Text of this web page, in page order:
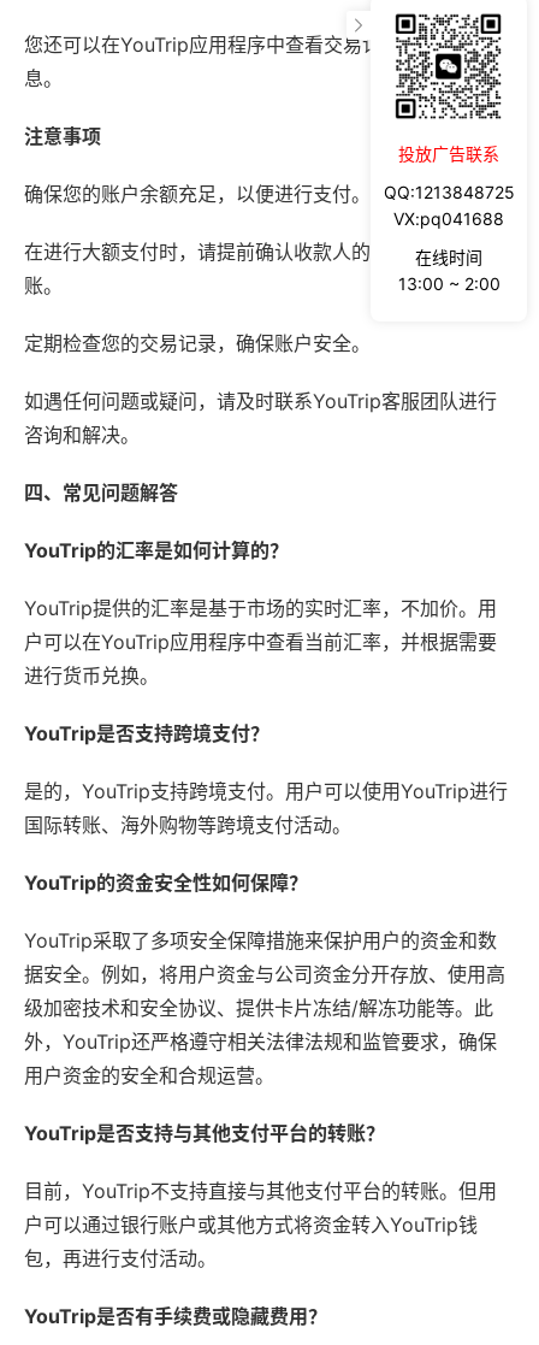
您还可以在YouTrip应用程序中查看交易记录、余额等信
息。
注意事项
确保您的账户余额充足，以便进行支付。
在进行大额支付时，请提前确认收款人的信息，以防转错
账。
定期检查您的交易记录，确保账户安全。
如遇任何问题或疑问，请及时联系YouTrip客服团队进行
咨询和解决。
四、常见问题解答
YouTrip的汇率是如何计算的？
YouTrip提供的汇率是基于市场的实时汇率，不加价。用
户可以在YouTrip应用程序中查看当前汇率，并根据需要
进行货币兑换。
YouTrip是否支持跨境支付？
是的，YouTrip支持跨境支付。用户可以使用YouTrip进行
国际转账、海外购物等跨境支付活动。
YouTrip的资金安全性如何保障？
YouTrip采取了多项安全保障措施来保护用户的资金和数
据安全。例如，将用户资金与公司资金分开存放、使用高
级加密技术和安全协议、提供卡片冻结/解冻功能等。此
外，YouTrip还严格遵守相关法律法规和监管要求，确保
用户资金的安全和合规运营。
YouTrip是否支持与其他支付平台的转账？
目前，YouTrip不支持直接与其他支付平台的转账。但用
户可以通过银行账户或其他方式将资金转入YouTrip钱
包，再进行支付活动。
YouTrip是否有手续费或隐藏费用？
投放广告联系
QQ:1213848725
VX:pq041688
在线时间
13:00 ~ 2:00